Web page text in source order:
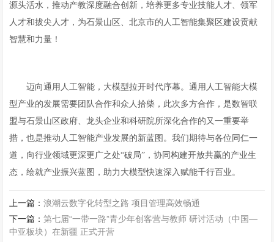
源头活水，推动产教深度融合创新，培养更多专业技能人才、领军
人才和拔尖人才，为石景山区、北京市的人工智能集聚区建设贡献
智慧和力量！
迈向通用人工智能，大模型拉开时代序幕。通用人工智能大模
型产业的发展需要团队合作和众人拾柴，此次多方合作，是数智联
盟与石景山区政府、龙头企业和科研院所深化合作的又一重要举
措，也是推动人工智能产业发展的新蓝图。我们期待与各位同仁一
道，向行业领域更深更广之处“破局”，协同构建开放共赢的产业生
态，绘就产业振兴蓝图，助力大模型快速深入赋能千行百业。
上一篇：浪潮云数字化转型之路 项目管理高效畅通
下一篇：第七届“一带一路”青少年创客营与教师 研讨活动（中国—
中亚板块）在新疆 正式开营